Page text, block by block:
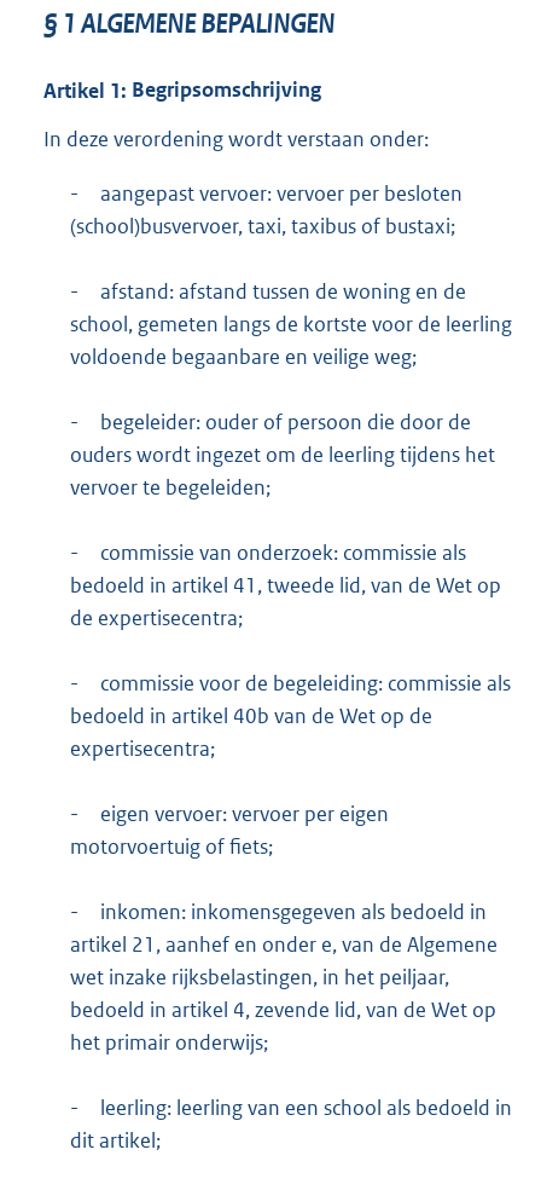
t
5
b
§ 1 ALGEMENE BEPALINGEN
Artikel 1: Begripsomschrijving
In deze verordening wordt verstaan onder:
-
aangepast vervoer: vervoer per besloten
(school)busvervoer, taxi, taxibus of bustaxi;
-
afstand: afstand tussen de woning en de
school, gemeten langs de kortste voor de leerling
voldoende begaanbare en veilige weg;
-
begeleider: ouder of persoon die door de
ouders wordt ingezet om de leerling tijdens het
vervoer te begeleiden;
-
commissie van onderzoek: commissie als
bedoeld in artikel 41, tweede lid, van de Wet op
de expertisecentra;
-
commissie voor de begeleiding: commissie als
bedoeld in artikel 40b van de Wet op de
expertisecentra;
-
eigen vervoer: vervoer per eigen
motorvoertuig of fiets;
-
inkomen: inkomensgegeven als bedoeld in
artikel 21, aanhef en onder e, van de Algemene
wet inzake rijksbelastingen, in het peiljaar,
bedoeld in artikel 4, zevende lid, van de Wet op
het primair onderwijs;
-
leerling: leerling van een school als bedoeld in
dit artikel;